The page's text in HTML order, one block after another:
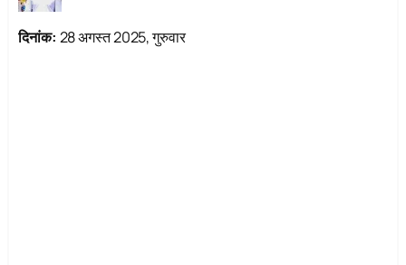
दिनांक: 28 अगस्त 2025, गुरुवार